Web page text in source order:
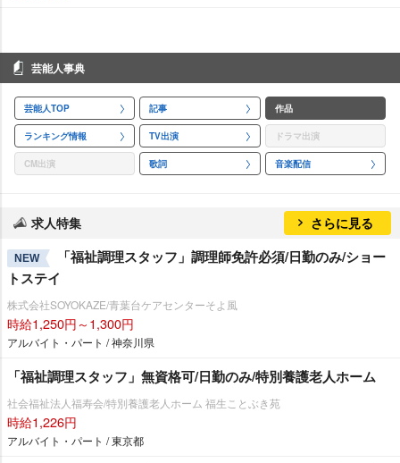
芸能人事典
芸能人TOP 記事 作品
ランキング情報 TV出演 ドラマ出演
CM出演 歌詞 音楽配信
求人特集 さらに見る
NEW
「福祉調理スタッフ」調理師免許必須/日勤のみ/ショー
トステイ
株式会社SOYOKAZE/青葉台ケアセンターそよ風
時給1,250円～1,300円
アルバイト・パート / 神奈川県
「福祉調理スタッフ」無資格可/日勤のみ/特別養護老人ホーム
社会福祉法人福寿会/特別養護老人ホーム 福生ことぶき苑
時給1,226円
アルバイト・パート / 東京都